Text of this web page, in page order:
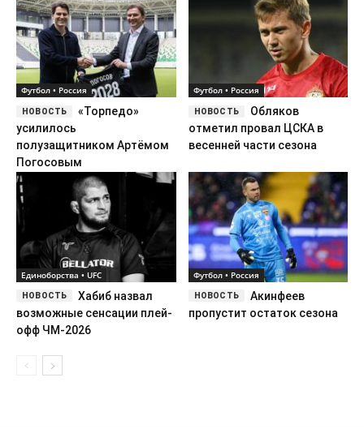
Футбол • Россия
«Торпедо»
усилилось
полузащитником Артёмом
Погосовым
Футбол • Россия
Обляков
отметил провал ЦСКА в
весенней части сезона
Единоборства • UFC
Хабиб назвал
возможные сенсации плей-
офф ЧМ-2026
Футбол • Россия
Акинфеев
пропустит остаток сезона